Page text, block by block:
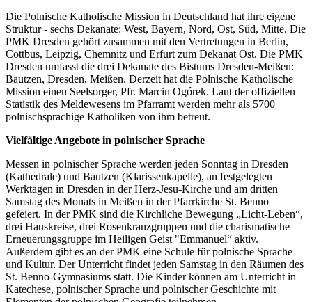
Die Polnische Katholische Mission in Deutschland hat ihre eigene
Struktur - sechs Dekanate: West, Bayern, Nord, Ost, Süd, Mitte. Die
PMK Dresden gehört zusammen mit den Vertretungen in Berlin,
Cottbus, Leipzig, Chemnitz und Erfurt zum Dekanat Ost. Die PMK
Dresden umfasst die drei Dekanate des Bistums Dresden-Meißen:
Bautzen, Dresden, Meißen. Derzeit hat die Polnische Katholische
Mission einen Seelsorger, Pfr. Marcin Ogórek. Laut der offiziellen
Statistik des Meldewesens im Pfarramt werden mehr als 5700
polnischsprachige Katholiken von ihm betreut.
Vielfältige Angebote in polnischer Sprache
Messen in polnischer Sprache werden jeden Sonntag in Dresden
(Kathedrale) und Bautzen (Klarissenkapelle), an festgelegten
Werktagen in Dresden in der Herz-Jesu-Kirche und am dritten
Samstag des Monats in Meißen in der Pfarrkirche St. Benno
gefeiert. In der PMK sind die Kirchliche Bewegung „Licht-Leben“,
drei Hauskreise, drei Rosenkranzgruppen und die charismatische
Erneuerungsgruppe im Heiligen Geist "Emmanuel“ aktiv.
Außerdem gibt es an der PMK eine Schule für polnische Sprache
und Kultur. Der Unterricht findet jeden Samstag in den Räumen des
St. Benno-Gymnasiums statt. Die Kinder können am Unterricht in
Katechese, polnischer Sprache und polnischer Geschichte mit